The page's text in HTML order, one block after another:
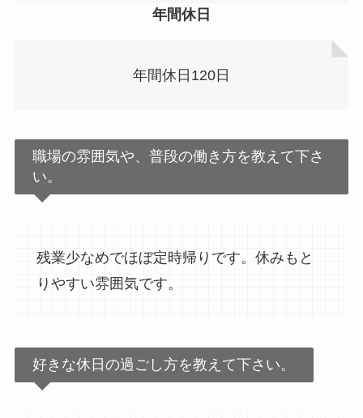
年間休日
年間休日120日
職場の雰囲気や、普段の働き方を教えて下さ
い。
残業少なめでほぼ定時帰りです。休みもと
りやすい雰囲気です。
好きな休日の過ごし方を教えて下さい。